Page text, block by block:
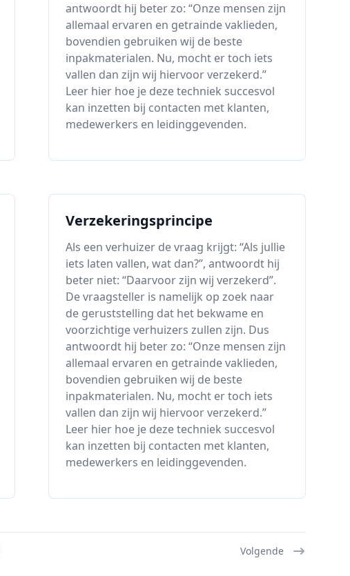
antwoordt hij beter zo: “Onze mensen zijn
allemaal ervaren en getrainde vaklieden,
bovendien gebruiken wij de beste
inpakmaterialen. Nu, mocht er toch iets
vallen dan zijn wij hiervoor verzekerd.”
Leer hier hoe je deze techniek succesvol
kan inzetten bij contacten met klanten,
medewerkers en leidinggevenden.
Verzekeringsprincipe
Als een verhuizer de vraag krijgt: “Als jullie
iets laten vallen, wat dan?”, antwoordt hij
beter niet: “Daarvoor zijn wij verzekerd”.
De vraagsteller is namelijk op zoek naar
de geruststelling dat het bekwame en
voorzichtige verhuizers zullen zijn. Dus
antwoordt hij beter zo: “Onze mensen zijn
allemaal ervaren en getrainde vaklieden,
bovendien gebruiken wij de beste
inpakmaterialen. Nu, mocht er toch iets
vallen dan zijn wij hiervoor verzekerd.”
Leer hier hoe je deze techniek succesvol
kan inzetten bij contacten met klanten,
medewerkers en leidinggevenden.
Volgende